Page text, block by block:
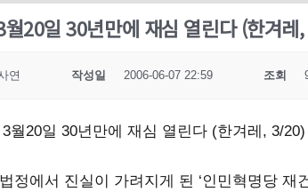
월20일 30년만에 재심 열린다 (한겨
연 작성일 2006-06-07 22:59 조회
3월20일 30년만에 재심 열린다 (한겨레, 3/20)
정에서 진실이 가려지게 된 ‘인민혁명당 재